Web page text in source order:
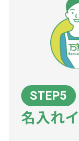
名入れ